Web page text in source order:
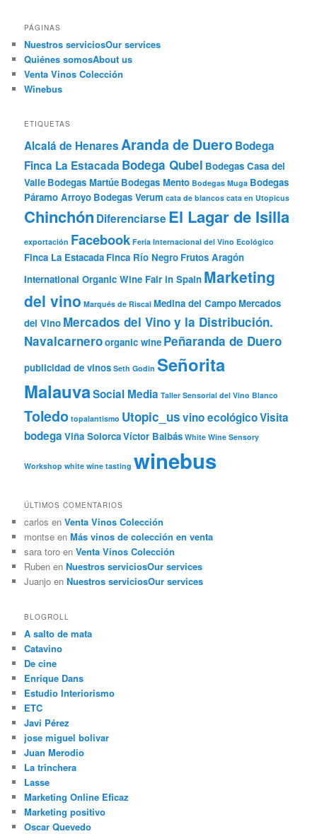
PÁGINAS
Nuestros serviciosOur services
Quiénes somosAbout us
Venta Vinos Colección
Winebus
ETIQUETAS
Alcalá de HenaresAranda de DueroBodega
Finca La Estacada Bodega Qubel Bodegas Casa del
Valle Bodegas Martúe Bodegas Mento Bodegas Muga Bodegas
Páramo Arroyo Bodegas Verum cata de blancos cata en Utopicus
Chinchón Diferenciarse El Lagar de Isilla
exportación Facebook Feria Internacional del Vino Ecológico
Finca La Estacada Finca Río Negro Frutos Aragón
International Organic Wine Fair in Spain Marketing
del vino Marqués de Riscal Medina del CampoMercados
del Vino Mercados del Vino y la Distribución.
Navalcarneroorganic wine Peñaranda de Duero
publicidad de vinos Seth Godin Señorita
MalauvaSocial Media Taller Sensorial del Vino Blanco
Toledo topalantismo Utopic_usvino ecológicoVisita
bodega Viña SolorcaVíctor Balbás White Wine Sensory
Workshop white wine tasting winebus
ÚLTIMOS COMENTARIOS
carlos enVenta Vinos Colección
montse enMás vinos de colección en venta
sara toro enVenta Vinos Colección
Ruben enNuestros serviciosOur services
Juanjo enNuestros serviciosOur services
BLOGROLL
A salto de mata
Catavino
De cine
Enrique Dans
Estudio Interiorismo
ETC
Javi Pérez
jose miguel bolivar
Juan Merodio
La trinchera
Lasse
Marketing Online Eficaz
Marketing positivo
Oscar Quevedo